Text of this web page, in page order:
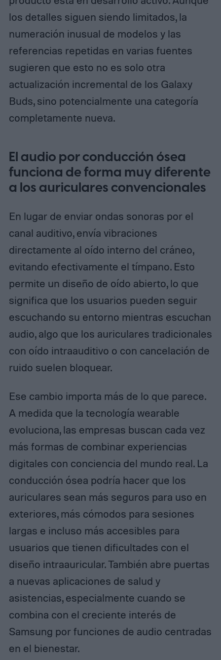
los detalles siguen siendo limitados, la
numeración inusual de modelos y las
referencias repetidas en varias fuentes
sugieren que esto no es solo otra
actualización incremental de los Galaxy
Buds, sino potencialmente una categoría
completamente nueva.
El audio por conducción ósea
funciona de forma muy diferente
a los auriculares convencionales
En lugar de enviar ondas sonoras por el
canal auditivo, envía vibraciones
directamente al oído interno del cráneo,
evitando efectivamente el tímpano. Esto
permite un diseño de oído abierto, lo que
significa que los usuarios pueden seguir
escuchando su entorno mientras escuchan
audio, algo que los auriculares tradicionales
con oído intraauditivo o con cancelación de
ruido suelen bloquear.
Ese cambio importa más de lo que parece.
A medida que la tecnología wearable
evoluciona, las empresas buscan cada vez
más formas de combinar experiencias
digitales con conciencia del mundo real. La
conducción ósea podría hacer que los
auriculares sean más seguros para uso en
exteriores, más cómodos para sesiones
largas e incluso más accesibles para
usuarios que tienen dificultades con el
diseño intraauricular. También abre puertas
a nuevas aplicaciones de salud y
asistencias, especialmente cuando se
combina con el creciente interés de
Samsung por funciones de audio centradas
en el bienestar.